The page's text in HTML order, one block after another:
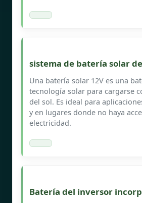
sistema de batería solar
Una batería solar 12V es una
tecnología solar para cargarse
del sol. Es ideal para
y en lugares donde no haya
electricidad.
Batería del inversor